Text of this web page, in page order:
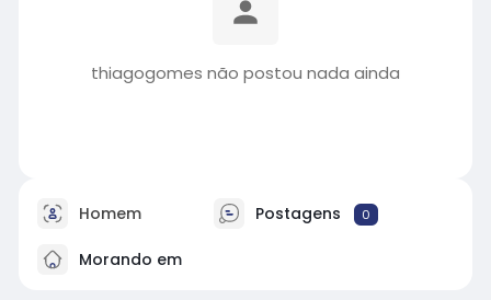
thiagogomes não postou nada ainda
Homem Postagens 0
Morando em